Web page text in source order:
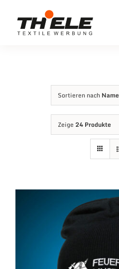
Inhalt
Service & Info
Sortieren nach Name
Zeige 24 Produkte